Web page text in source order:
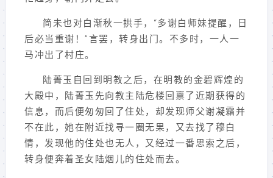
简未也对白渐秋一拱手，“多谢白师妹提醒，日
后必当重谢！”言罢，转身出门。不多时，一人一
马冲出了村庄。
陆菁玉自回到明教之后，在明教的金碧辉煌的
大殿中，陆菁玉先向教主陆危楼回禀了近期获得的
信息，而后便匆匆回了住处，却发现师父谢凝霜并
不在此，她在附近找寻一圈无果，又去找了穆白
情，发现他的住处也无人，又经过一番思索之后，
转身便奔着圣女陆烟儿的住处而去。